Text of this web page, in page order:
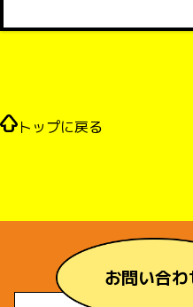
トップに戻る
お問い合わ